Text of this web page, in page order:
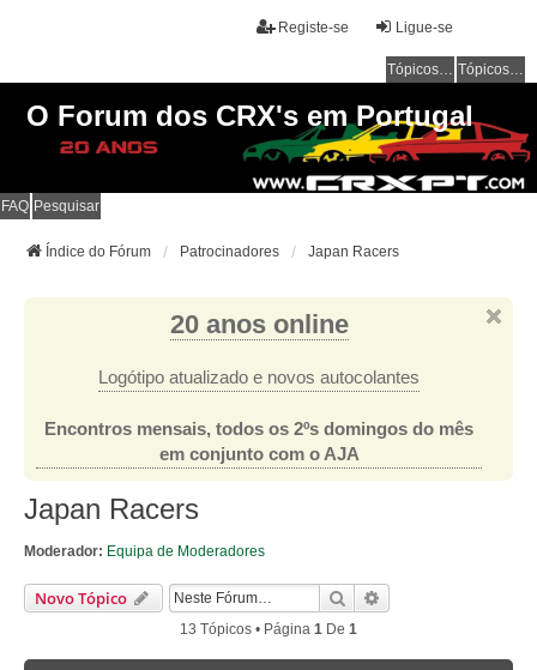
Ligue-se
Registe-se
Tópicos sem resposta Tópicos ativos
O Forum dos CRX's em Portugal
FAQ Pesquisar
Índice do Fórum Patrocinadores Japan Racers
20 anos online
Logótipo atualizado e novos autocolantes
Encontros mensais, todos os 2ºs domingos do mês
em conjunto com o AJA
Japan Racers
Moderador: Equipa de Moderadores
Novo Tópico Pesquisar
13 Tópicos • Página 1 De 1